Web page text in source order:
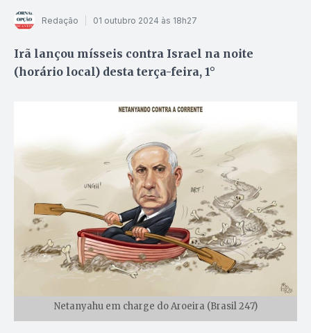
Redação 01 outubro 2024 às 18h27
Irã lançou mísseis contra Israel na noite
(horário local) desta terça-feira, 1°
Netanyahu em charge do Aroeira (Brasil 247)